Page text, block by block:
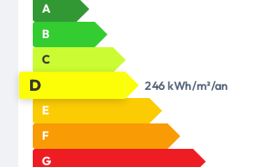
A
B
C
D 246 kWh/m²/an
E
F
G